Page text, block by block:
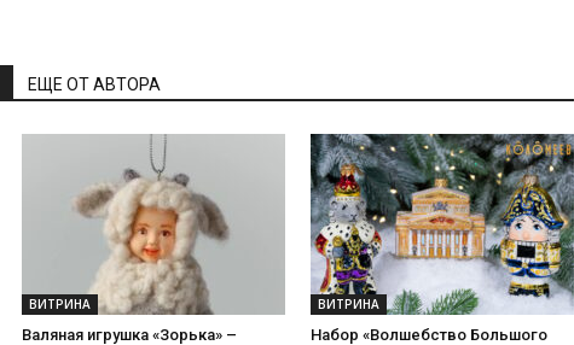
ЕЩЕ ОТ АВТОРА
ВИТРИНА
Валяная игрушка «Зорька» –
ВИТРИНА
Набор «Волшебство Большого